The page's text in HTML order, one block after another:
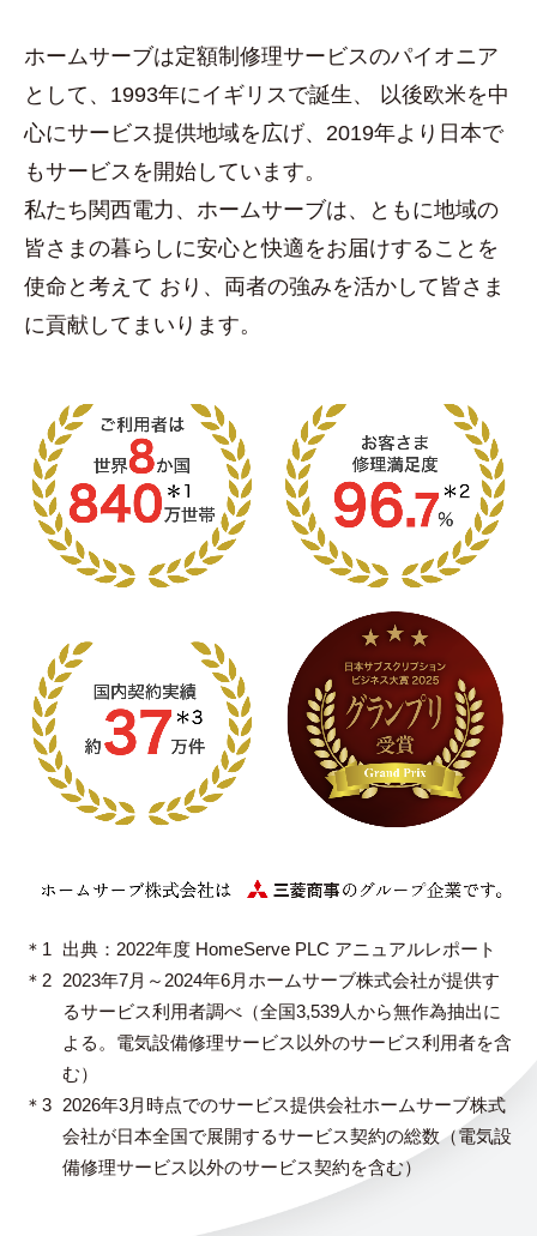
ホームサーブは定額制修理サービスのパイオニア
として、1993年にイギリスで誕生、
以後欧米を中
心にサービス提供地域を広げ、2019年より日本で
もサービスを開始しています。
私たち関西電力、ホームサーブは、ともに地域の
皆さまの暮らしに安心と快適をお届けすることを
使命と考えて おり、両者の強みを活かして皆さま
に貢献してまいります。
＊1
出典：2022年度 HomeServe PLC アニュアルレポート
＊2 2023年7月～2024年6月ホームサーブ株式会社が提供す
るサービス利用者調べ（全国3,539人から無作為抽出に
よる。電気設備修理サービス以外のサービス利用者を含
む）
＊3 2026年3月時点でのサービス提供会社ホームサーブ株式
会社が日本全国で展開するサービス契約の総数（電気設
備修理サービス以外のサービス契約を含む）